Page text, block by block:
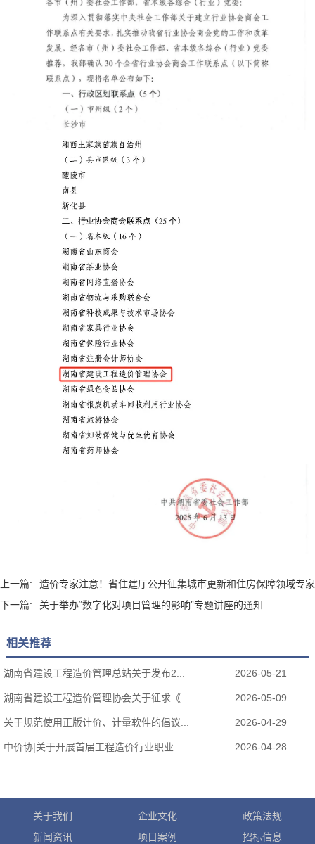
上一篇:
造价专家注意！省住建厅公开征集城市更新和住房保障领域专家
下一篇:
关于举办“数字化对项目管理的影响”专题讲座的通知
相关推荐
湖南省建设工程造价管理总站关于发布2... 2026-05-21
湖南省建设工程造价管理协会关于征求《... 2026-05-09
关于规范使用正版计价、计量软件的倡议... 2026-04-29
中价协|关于开展首届工程造价行业职业... 2026-04-28
关于我们 企业文化
政策法规
新闻资讯
项目案例 招标信息